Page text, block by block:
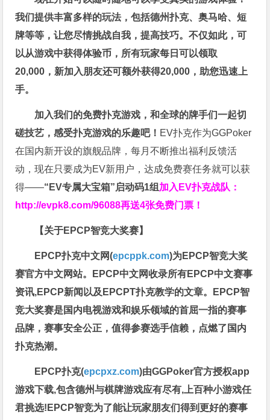
我们提供丰富多样的玩法，包括德州扑克、奥马哈、短
牌等等，让您尽情挑战自我，提高技巧。不仅如此， 可
以从游戏中获得体验币，所有玩家每日可以领取
20,000，新加入朋友还可额外获得20,000，助您迅速上
手。
加入我们的免费扑克游戏，和全球的牌手们一起切
磋技艺，感受扑克游戏的乐趣吧！ EV扑克作为GGPoker
在国内新开设的旗舰品牌，每月不断推出福利反馈活
动，现在只要成为EV新用户，达成免费赛任务就可以获
得——“EV专属大宝箱”启动码1组加入EV扑克战队：
http://evpk8.com/96088再送4张免费门票！
【关于EPCP智竞大奖赛】
EPCP扑克中文网(epcppk.com)为EPCP智竞大奖
赛官方中文网站。EPCP中文网收录所有EPCP中文赛事
资讯,EPCP新闻以及EPCPT扑克教学的文章。EPCP智
竞大奖赛是国内电视游戏和娱乐领域的首屈一指的赛事
品牌，赛事安全公正，值得参赛选手信赖，点燃了国内
扑克热潮。
EPCP扑克(epcpxz.com)由GGPoker官方授权app
游戏下载,包含德州与棋牌游戏应有尽有,上百种小游戏任
君挑选!EPCP智竞为了能让玩家朋友们得到更好的赛事